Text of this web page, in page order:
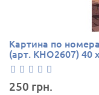
Картина по
(арт. KHO2607) 40
250 грн.